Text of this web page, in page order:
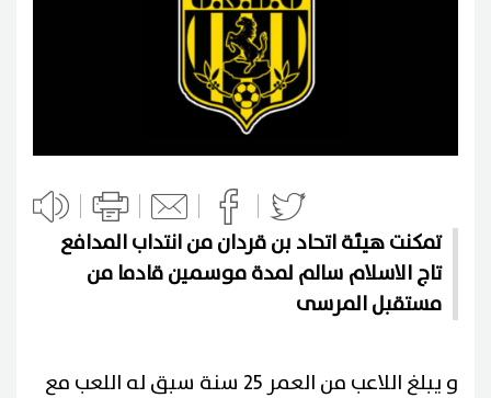
تمكنت هيئة اتحاد بن قردان من انتداب المدافع
تاج الاسلام سالم لمدة موسمين قادما من
مستقبل المرسى
و يبلغ اللاعب من العمر 25 سنة سبق له اللعب مع